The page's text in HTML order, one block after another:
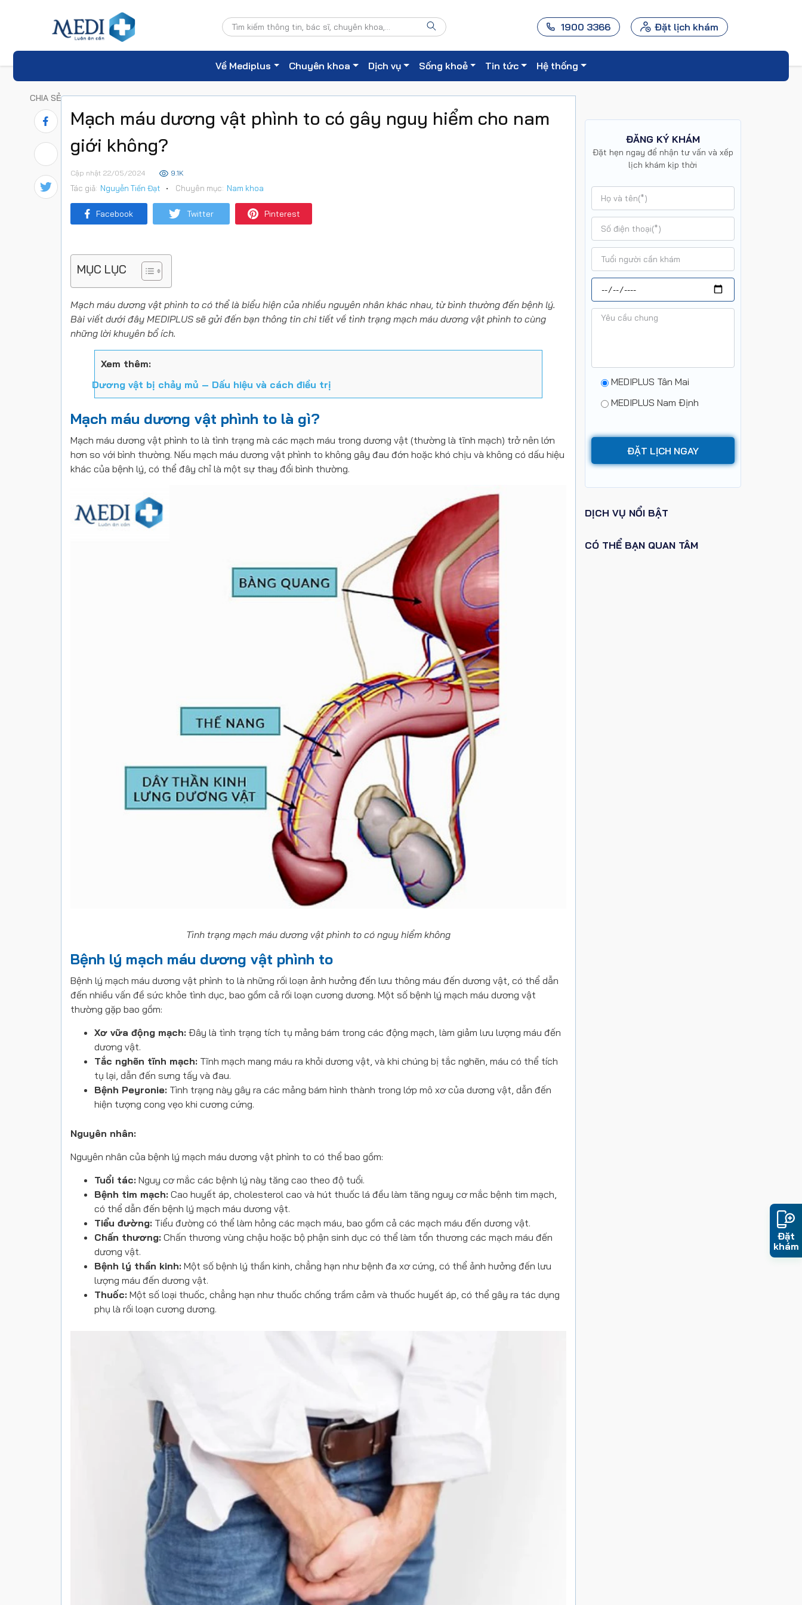
1900 3366 Đặt lịch khám
Về Mediplus Chuyên khoa Dịch vụ Sống khoẻ Tin tức Hệ thống
Mạch máu dương vật phình to có gây nguy hiểm cho nam
giới không?
Cập nhật 22/05/2024 9.1K
Tác giả: Nguyễn Tiến Đạt • Chuyên mục: Nam khoa
Facebook Twitter Pinterest
MỤC LỤC
Mạch máu dương vật phình to có thể là biểu hiện của nhiều nguyên nhân khác nhau, từ bình thường đến bệnh lý.
Bài viết dưới đây MEDIPLUS sẽ gửi đến bạn thông tin chi tiết về tình trạng mạch máu dương vật phình to cùng
những lời khuyên bổ ích.
Xem thêm:
Dương vật bị chảy mủ – Dấu hiệu và cách điều trị
Mạch máu dương vật phình to là gì?
Mạch máu dương vật phình to là tình trạng mà các mạch máu trong dương vật (thường là tĩnh mạch) trở nên lớn
hơn so với bình thường. Nếu mạch máu dương vật phình to không gây đau đớn hoặc khó chịu và không có dấu hiệu
khác của bệnh lý, có thể đây chỉ là một sự thay đổi bình thường.
Tình trạng mạch máu dương vật phình to có nguy hiểm không
Bệnh lý mạch máu dương vật phình to
Bệnh lý mạch máu dương vật phình to là những rối loạn ảnh hưởng đến lưu thông máu đến dương vật, có thể dẫn
đến nhiều vấn đề sức khỏe tình dục, bao gồm cả rối loạn cương dương. Một số bệnh lý mạch máu dương vật
thường gặp bao gồm:
Xơ vữa động mạch: Đây là tình trạng tích tụ mảng bám trong các động mạch, làm giảm lưu lượng máu đến
dương vật.
Tắc nghẽn tĩnh mạch: Tĩnh mạch mang máu ra khỏi dương vật, và khi chúng bị tắc nghẽn, máu có thể tích
tụ lại, dẫn đến sưng tấy và đau.
Bệnh Peyronie: Tình trạng này gây ra các mảng bám hình thành trong lớp mô xơ của dương vật, dẫn đến
hiện tượng cong vẹo khi cương cứng.
Nguyên nhân:
Nguyên nhân của bệnh lý mạch máu dương vật phình to có thể bao gồm:
Tuổi tác: Nguy cơ mắc các bệnh lý này tăng cao theo độ tuổi.
Bệnh tim mạch: Cao huyết áp, cholesterol cao và hút thuốc lá đều làm tăng nguy cơ mắc bệnh tim mạch,
có thể dẫn đến bệnh lý mạch máu dương vật.
Tiểu đường: Tiểu đường có thể làm hỏng các mạch máu, bao gồm cả các mạch máu đến dương vật.
Chấn thương: Chấn thương vùng chậu hoặc bộ phận sinh dục có thể làm tổn thương các mạch máu đến
dương vật.
Bệnh lý thần kinh: Một số bệnh lý thần kinh, chẳng hạn như bệnh đa xơ cứng, có thể ảnh hưởng đến lưu
lượng máu đến dương vật.
Thuốc: Một số loại thuốc, chẳng hạn như thuốc chống trầm cảm và thuốc huyết áp, có thể gây ra tác dụng
phụ là rối loạn cương dương.
ĐĂNG KÝ KHÁM
Đặt hẹn ngay để nhận tư vấn và xếp
lịch khám kịp thời
MEDIPLUS Tân Mai
MEDIPLUS Nam Định
DỊCH VỤ NỔI BẬT
CÓ THỂ BẠN QUAN TÂM
CHIA SẺ
Đặt
khám